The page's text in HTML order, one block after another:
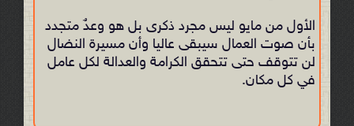
الأول من مايو ليس مجرد ذكرى بل هو وعدٌ متجدد
بأن صوت العمال سيبقى عاليا وأن مسيرة النضال
لن تتوقف حتى تتحقق الكرامة والعدالة لكل عامل
في كل مكان.